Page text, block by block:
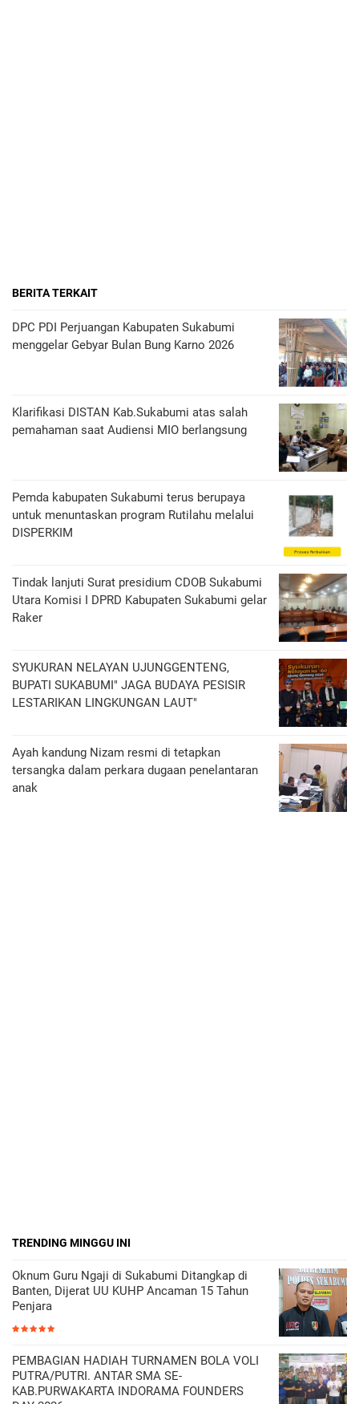
BERITA TERKAIT
DPC PDI Perjuangan Kabupaten Sukabumi
menggelar Gebyar Bulan Bung Karno 2026
Klarifikasi DISTAN Kab.Sukabumi atas salah
pemahaman saat Audiensi MIO berlangsung
Pemda kabupaten Sukabumi terus berupaya
untuk menuntaskan program Rutilahu melalui
DISPERKIM
Tindak lanjuti Surat presidium CDOB Sukabumi
Utara Komisi I DPRD Kabupaten Sukabumi gelar
Raker
SYUKURAN NELAYAN UJUNGGENTENG,
BUPATI SUKABUMI" JAGA BUDAYA PESISIR
LESTARIKAN LINGKUNGAN LAUT"
Ayah kandung Nizam resmi di tetapkan
tersangka dalam perkara dugaan penelantaran
anak
TRENDING MINGGU INI
Oknum Guru Ngaji di Sukabumi Ditangkap di
Banten, Dijerat UU KUHP Ancaman 15 Tahun
Penjara
PEMBAGIAN HADIAH TURNAMEN BOLA VOLI
PUTRA/PUTRI. ANTAR SMA SE-
KAB.PURWAKARTA INDORAMA FOUNDERS